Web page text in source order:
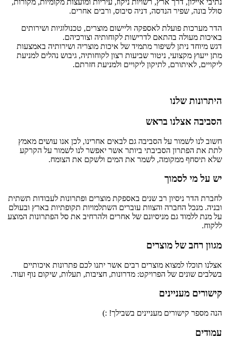
סולל בונה, שפיר הנדסה, דניה סיבוס, ורבים אחרים.
הדר מערכות פועלת לאספקה וליישום מוצרים, טכנולוגיות ושירותים
באיכות מעולה בהתאם לדרישות לקוחותיה וצורכיהם.
דגש מיוחד ניתן לשיפור מתמיד של איכות מוצריה ושירותיה באמצעות
מתן ייעוץ מקצועי, ניטור שביעות רצון לקוחותיה, גיבוש נהלים למניעת
ליקויים, לאיתורם, לתיקון ליקויים ולמניעת חזרתם.
היתרונות שלנו
הסביבה אצלנו בראש
חשוב לנו לשמור על הסביבה גם לבאים אחרינו, לכן אנו עושים מאמץ
לתת את הפתרון הסביבתי ביותר אשר יאפשר לנו לשמור על הקרקע
שלא תיסחף ממקומה, לשמר את המים ולשקם את הצומח.
יש על מי לסמוך
לחברת הדר ניסיון רב שנים באספקת מוצרים ופתרונות לעבודות תשתית
ובניה. מנכל החברה והצוות עוברים השתלמויות תקופתיות בארץ ובעולם
על מנת ללמוד גם מניסיונם של אחרים ולהרחיב את סל הפתרונות המוצע
ללקוח.
מגוון רחב של מוצרים
אצלנו תוכלו למצוא מוצרים רבים אשר יתנו לכם פתרונות איכותיים
בשלבים שונים של הפרויקט: מדרונות, חציבות, תעלות, שיקום נוף ועוד.
קישורים מעניינים
הנה מספר קישורים מעניינים בשבילך! :)
עמודים